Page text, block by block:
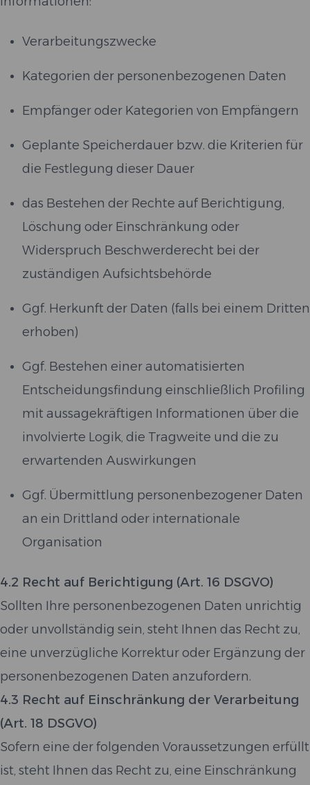
Verarbeitungszwecke
Kategorien der personenbezogenen Daten
Empfänger oder Kategorien von Empfängern
Geplante Speicherdauer bzw. die Kriterien für
die Festlegung dieser Dauer
das Bestehen der Rechte auf Berichtigung,
Löschung oder Einschränkung oder
Widerspruch Beschwerderecht bei der
zuständigen Aufsichtsbehörde
Ggf. Herkunft der Daten (falls bei einem Dritten
erhoben)
Ggf. Bestehen einer automatisierten
Entscheidungsfindung einschließlich Profiling
mit aussagekräftigen Informationen über die
involvierte Logik, die Tragweite und die zu
erwartenden Auswirkungen
Ggf. Übermittlung personenbezogener Daten
an ein Drittland oder internationale
Organisation
4.2 Recht auf Berichtigung (Art. 16 DSGVO)
Sollten Ihre personenbezogenen Daten unrichtig
oder unvollständig sein, steht Ihnen das Recht zu,
eine unverzügliche Korrektur oder Ergänzung der
personenbezogenen Daten anzufordern.
4.3 Recht auf Einschränkung der Verarbeitung
(Art. 18 DSGVO)
Sofern eine der folgenden Voraussetzungen erfüllt
ist, steht Ihnen das Recht zu, eine Einschränkung